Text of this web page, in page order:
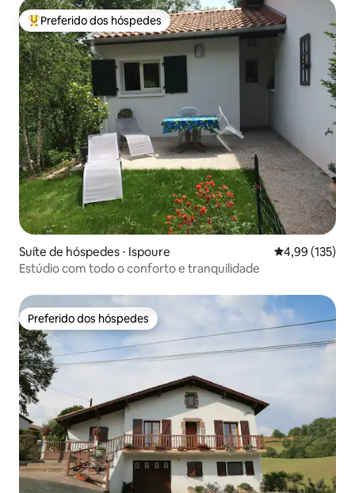
Entre os melhores preferidos dos hóspedes
Preferido dos hóspedes
Suíte de hóspedes ⋅ Ispoure 4,99 de uma
4,99 (135)
Estúdio com todo o conforto e tranquilidade
Preferido dos hóspedes
Preferido dos hóspedes